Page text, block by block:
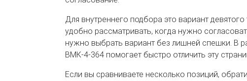
Для внутреннего подбора это вариант девятого
удобно рассматривать, когда нужно
нужно выбрать вариант без лишней спешки. В
ВМК-4-364 помогает быстро отличить эту
Если вы сравниваете несколько позиций,